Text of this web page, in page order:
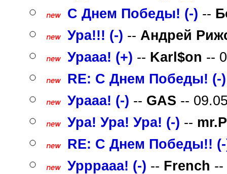
С Днем Победы! (-) --
Ура!!! (-) -- Андрей
Урааа! (+) -- Karl$on --
RE: С Днем Победы! (-)
Урааа! (-) -- GAS --
Ура! Ура! Ура! (-) --
RE: С Днем Победы!!
Урррааа! (-) -- French --